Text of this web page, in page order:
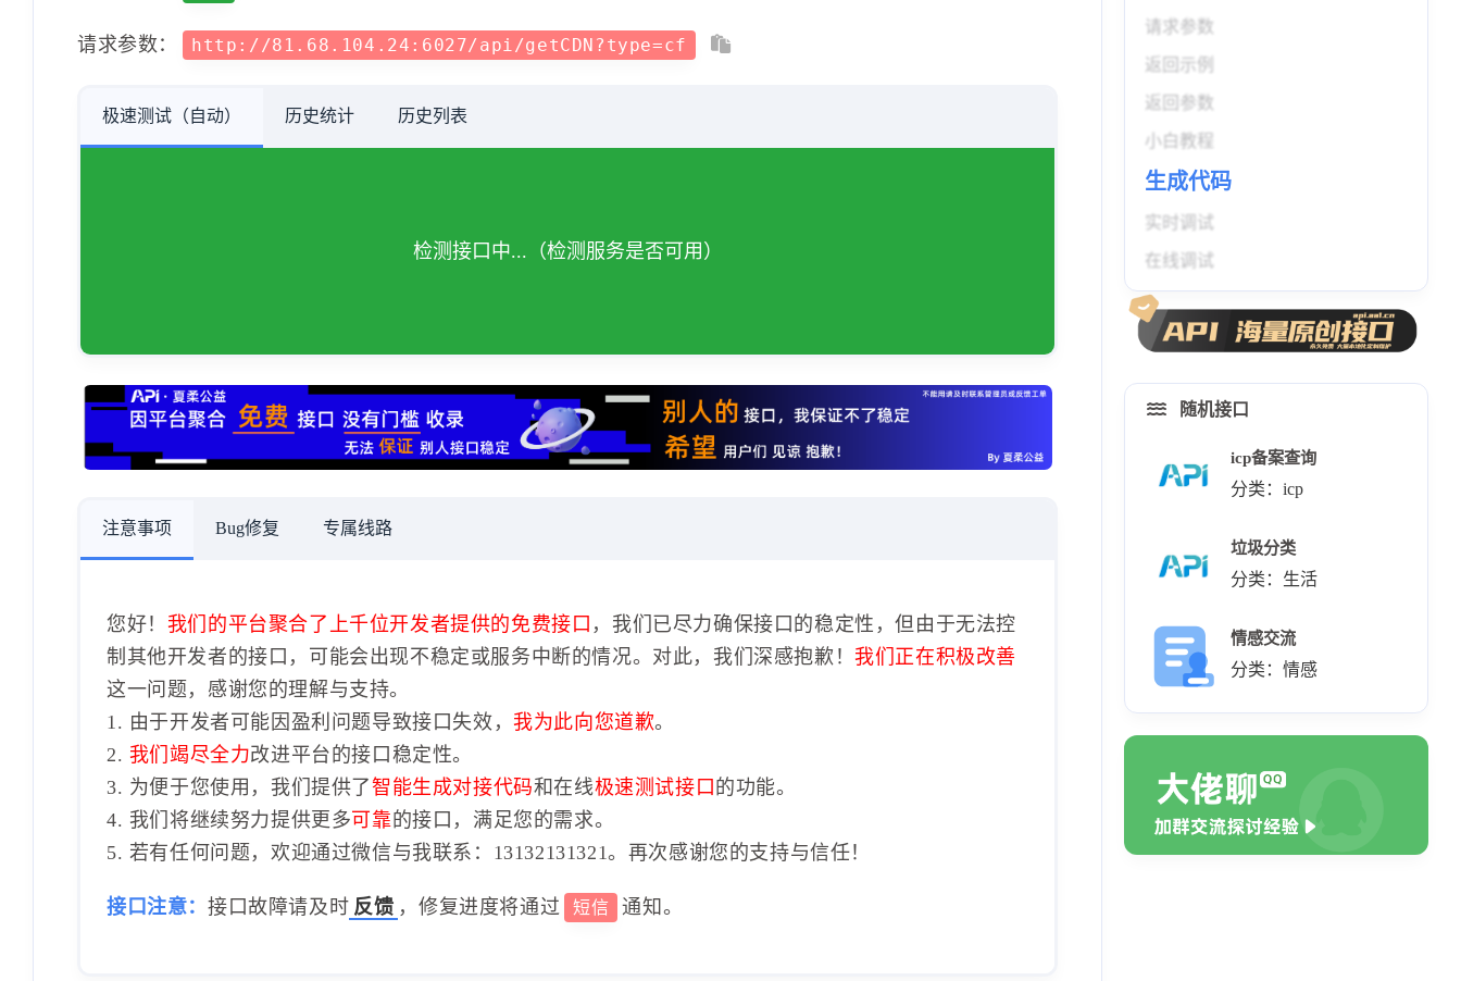
请求参数： http://81.68.104.24:6027/api/getCDN?type=cf
极速测试（自动） 历史统计 历史列表
检测接口中...（检测服务是否可用）
注意事项 Bug修复 专属线路
您好！ 我们的平台聚合了上千位开发者提供的免费接口 ，我们已尽力确保接口的稳定性，但由于无法控
制其他开发者的接口，可能会出现不稳定或服务中断的情况。对此，我们深感抱歉！ 我们正在积极改善
这一问题，感谢您的理解与支持。
1. 由于开发者可能因盈利问题导致接口失效， 我为此向您道歉。
2. 我们竭尽全力改进平台的接口稳定性。
3. 为便于您使用，我们提供了智能生成对接代码和在线极速测试接口 的功能。
4. 我们将继续努力提供更多可靠的接口，满足您的需求。
5. 若有任何问题，欢迎通过微信与我联系：13132131321。再次感谢您的支持与信任！
接口注意： 接口故障请及时 反馈 ，修复进度将通过 短信 通知。
请求参数
返回示例
返回参数
小白教程
生成代码
实时调试
在线调试
随机接口
icp备案查询
分类：icp
垃圾分类
分类：生活
情感交流
分类：情感